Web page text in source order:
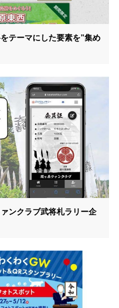
テーマにした要素を”集め
ンクラブ武将札ラリー企